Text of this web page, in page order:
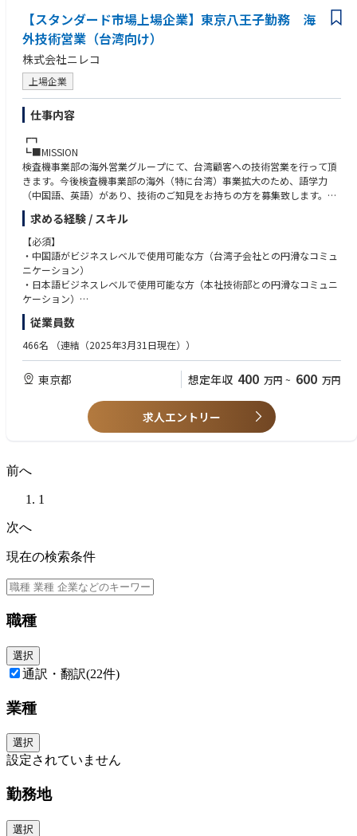
■海外事業部における技術管理・指導・サポート業務【東京勤務】
・主な顧客：日本ゼネコン・ディベロッパー・商業施設運営会社
・主な現地法人：カンボジア及びベトナムの弊社現地法人
（弊社海外事業部の日本人社員が出向・常駐しています）
・主な業務：現地法人からの引き合いまたは受注した新築・改修案件に対
する、国内からの技術サポート（設備・電気・一部植栽等含む）
（メール等ツールによる、積算補助、施工時注意点の現地法人への指導）
※海外出張は成長に合わせて年に数回・1週間程度あり
※海外駐在は、入社時では想定しておりませんが、ご希望・意欲によって
将来的には対応可能です。
※語学力：初歩的な日常会話程度でOK（入社後の英語力向上については講
習費用の補助等でサポートする為、現時点での高度な英語力は求めません
が、英語力向上に高い意欲をお持ちの方を求めます。）
【スタンダード市場上場企業】東京八王子勤務 海
外技術営業（台湾向け）
株式会社ニレコ
上場企業
仕事内容
┏┓
┗■MISSION
検査機事業部の海外営業グループにて、台湾顧客への技術営業を行って頂
きます。今後検査機事業部の海外（特に台湾）事業拡大のため、語学力
（中国語、英語）があり、技術のご知見をお持ちの方を募集致します。
┏┓
┗■仕事内容
検査機事業部の製品を台湾顧客へ営業頂きます（台湾顧客及び子会社との
打合せ時には通訳としての業務も行って頂きます）。
日常的にメールや電話での顧客との折衝、時には台湾への出張も発生致し
ます。
ます。
まさに台湾と日本の橋渡しを行って頂く業務となります。
求める経験 / スキル
【必須】
・中国語がビジネスレベルで使用可能な方（台湾子会社との円滑なコミュ
ニケーション）
・日本語ビジネスレベルで使用可能な方（本社技術部との円滑なコミュニ
ケーション）
・向上心のある方（入社後に技術的な分野のキャッチアップが必要となり
ます）
・理系のバックグラウンドをお持ちの方
・英語がビジネスレベルで使用可能な方
・機械のご知見がある方
従業員数
466名 （連結（2025年3月31日現在））
東京都 想定年収 400 万円 ~ 600 万円
求人エントリー
前へ
1
次へ
現在の検索条件
職種
選択
通訳・翻訳(22件)
業種
選択
設定されていません
勤務地
選択